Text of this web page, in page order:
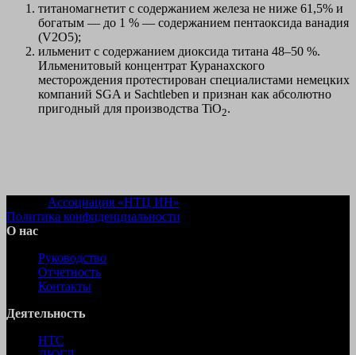
титаномагнетит с содержанием железа не ниже 61,5% и
богатым — до 1 % — содержанием пентаоксида ванадия
(V2O5);
ильменит с содержанием диоксида титана 48–50 %.
Ильменитовый концентрат Куранахского
месторождения протестирован специалистами немецких
компаний SGA и Sachtleben и признан как абсолютно
пригодный для производства TiO2.
Ассоциация «НТЦ ИН»
Политика конфиденциальности
О нас
Руководство
Отчетность
Контакты
Деятельность
НТС